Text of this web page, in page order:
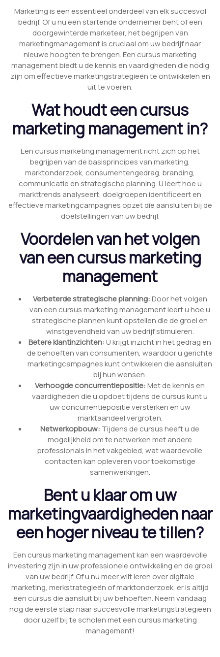
Marketing is een essentieel onderdeel van elk succesvol
bedrijf. Of u nu een startende ondernemer bent of een
doorgewinterde marketeer, het begrijpen van
marketingmanagement is cruciaal om uw bedrijf naar
nieuwe hoogten te brengen. Een cursus marketing
management biedt u de kennis en vaardigheden die nodig
zijn om effectieve marketingstrategieën te ontwikkelen en
uit te voeren.
Wat houdt een cursus
marketing management in?
Een cursus marketing management richt zich op het
begrijpen van de basisprincipes van marketing,
marktonderzoek, consumentengedrag, branding,
communicatie en strategische planning. U leert hoe u
markttrends analyseert, doelgroepen identificeert en
effectieve marketingcampagnes opzet die aansluiten bij de
doelstellingen van uw bedrijf.
Voordelen van het volgen
van een cursus marketing
management
Verbeterde strategische planning:Door het volgen
van een cursus marketing management leert u hoe u
strategische plannen kunt opstellen die de groei en
winstgevendheid van uw bedrijf stimuleren.
Betere klantinzichten:U krijgt inzicht in het gedrag en
de behoeften van consumenten, waardoor u gerichte
marketingcampagnes kunt ontwikkelen die aansluiten
bij hun wensen.
Verhoogde concurrentiepositie:Met de kennis en
vaardigheden die u opdoet tijdens de cursus kunt u
uw concurrentiepositie versterken en uw
marktaandeel vergroten.
Netwerkopbouw: Tijdens de cursus heeft u de
mogelijkheid om te netwerken met andere
professionals in het vakgebied, wat waardevolle
contacten kan opleveren voor toekomstige
samenwerkingen.
Bent u klaar om uw
marketingvaardigheden naar
een hoger niveau te tillen?
Een cursus marketing management kan een waardevolle
investering zijn in uw professionele ontwikkeling en de groei
van uw bedrijf. Of u nu meer wilt leren over digitale
marketing, merkstrategieën of marktonderzoek, er is altijd
een cursus die aansluit bij uw behoeften. Neem vandaag
nog de eerste stap naar succesvolle marketingstrategieën
door uzelf bij te scholen met een cursus marketing
management!